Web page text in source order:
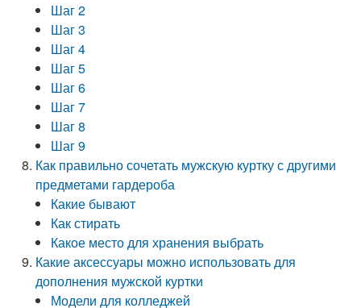
Шаг 2
Шаг 3
Шаг 4
Шаг 5
Шаг 6
Шаг 7
Шаг 8
Шаг 9
Как правильно сочетать мужскую куртку с другими
предметами гардероба
Какие бывают
Как стирать
Какое место для хранения выбрать
Какие аксессуары можно использовать для
дополнения мужской куртки
Модели для колледжей